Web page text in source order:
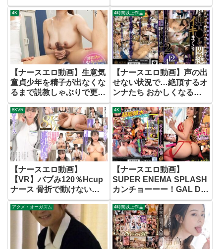
友田彩也香
てください！ 止まらない
膣キュンアクメで中出し11
発！
4K
【ナースエロ動画】生意気
童貞少年を精子が出なくな
るまで説教しゃぶりで更生
させるおばさん看護師
4時間以上作品
【ナースエロ動画】声の出
せない状況で…絶頂するオ
ンナたち おかしくなるほ
ど気持ちイイのに…声を押
し○して悶絶…イキまく
り！12人4時間2
8KVR
【ナースエロ動画】
【VR】バブみ120％Hcup
ナース 骨折で動けないア
ナタを励まし甘やかす癒し
の入院性活 中山ふみか
4K
【ナースエロ動画】
SUPER ENEMA SPLASH
カンチョーーー！GAL DA
GO！！ GO！！ ブっ飛び
ボンバー噴射！！（AVSA-
274）
アクメ・オーガズム 4時間以上作品